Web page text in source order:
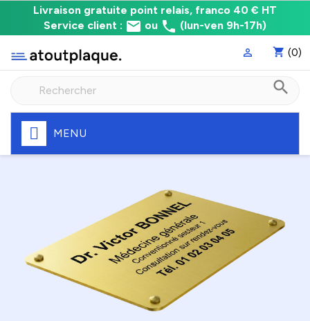
Livraison gratuite point relais, franco 40 € HT
Service client : email ou phone (lun-ven 9h-17h)
Livraison
relais,
franco
Fabrication
shopping_cart (0)

search
MENU